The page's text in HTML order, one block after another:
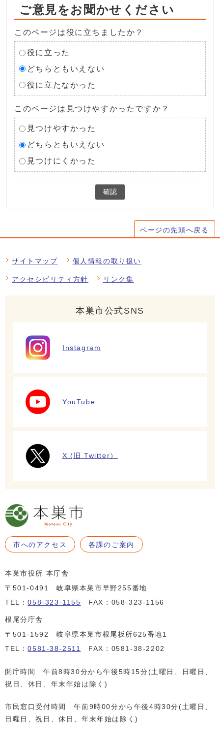
ご意見をお聞かせください
このページは役に立ちましたか？
役に立った
どちらともいえない
役に立たなかった
このページは見つけやすかったですか？
見つけやすかった
どちらともいえない
見つけにくかった
確認
ページの先頭へ戻る
サイトマップ 個人情報の取り扱い
アクセシビリティ方針 リンク集
本巣市公式SNS
Instagram
YouTube
X (旧 Twitter）
市へのアクセス 各課のご案内
本巣市役所 本庁舎
〒501-0491 岐阜県本巣市早野255番地
TEL：058-323-1155 FAX：058-323-1156
根尾分庁舎
〒501-1592 岐阜県本巣市根尾板所625番地1
TEL：0581-38-2511 FAX：0581-38-2202
開庁時間 午前8時30分から午後5時15分(土曜日、日曜日、
祝日、休日、年末年始は除く)
市民窓口受付時間 午前9時00分から午後4時30分(土曜日、
日曜日、祝日、休日、年末年始は除く)